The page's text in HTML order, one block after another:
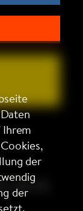
die mit
der
der